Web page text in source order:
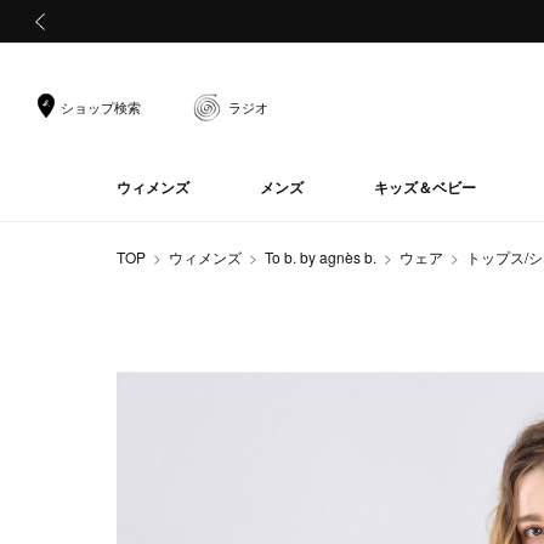
ショップ検索 ラジオ
ウィメンズ メンズ キッズ＆ベビー
TOP ウィメンズ To b. by agnès b. ウェア トップス/